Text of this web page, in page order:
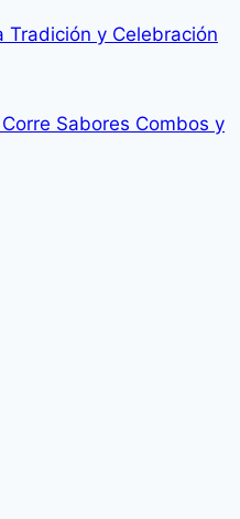
Tradición y Celebración
Sabores Combos y